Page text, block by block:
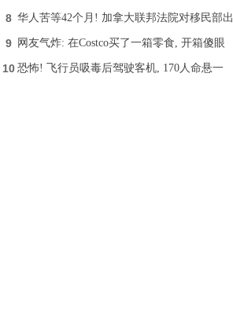
8 华人苦等42个月! 加拿大联邦法院对移民部出
9 网友气炸: 在Costco买了一箱零食, 开箱傻眼
10 恐怖! 飞行员吸毒后驾驶客机, 170人命悬一